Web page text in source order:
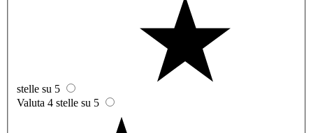
stelle su 5
Valuta 4 stelle su 5